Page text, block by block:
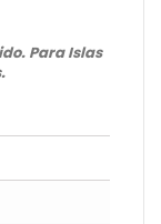
Para Islas